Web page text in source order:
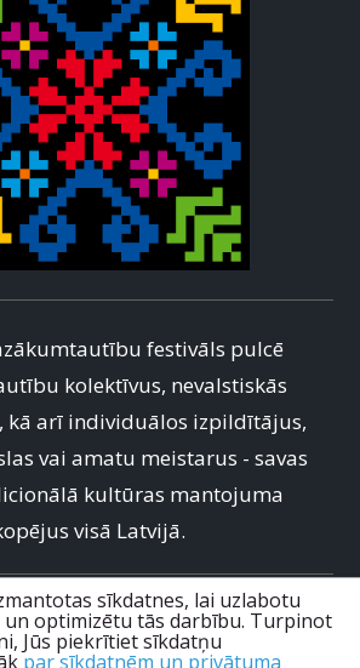
festivāls pulcē
kolektīvus, nevalstiskās
kā arī individuālos izpildītājus,
vai amatu meistarus - savas
kultūras mantojuma
visā Latvijā.
info@mtfestivals.lv
+371 67228985
sīkdatnes, lai uzlabotu
un optimizētu tās darbību. Turpinot
Jūs piekrītiet sīkdatņu
par sīkdatnēm un privātuma